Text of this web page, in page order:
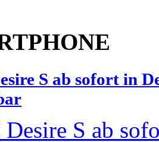
S ab sofort in